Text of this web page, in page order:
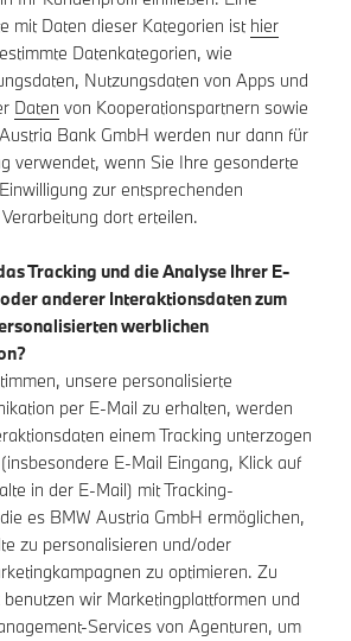
mit Daten dieser Kategorien ist hier
Datenkategorien, wie
Nutzungsdaten von Apps und
Daten von Kooperationspartnern sowie
Bank GmbH werden nur dann für
verwendet, wenn Sie Ihre gesonderte
zur entsprechenden
dort erteilen.
Tracking und die Analyse Ihrer E-
anderer Interaktionsdaten zum
werblichen
unsere personalisierte
per E-Mail zu erhalten, werden
einem Tracking unterzogen
E-Mail Eingang, Klick auf
in der E-Mail) mit Tracking-
es BMW Austria GmbH ermöglichen,
zu personalisieren und/oder
zu optimieren. Zu
wir Marketingplattformen und
Services von Agenturen, um